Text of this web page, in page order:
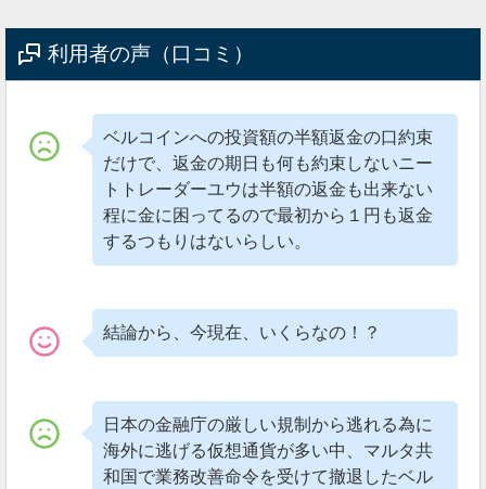
ちなみに、現時点ではベルコイン側はいつ出金できる
ようになるのか何も語っていません。
詐欺まがいのトラブ
ルが多発
するので、稼ぎたいのなら主要通貨や大手取
引所を利用すると良いかもしれませんね。
さらに、どの仮想通貨を爆騰するのか知ることで 3週
間で資産を9倍に増やす ことができる投資術があっ
2020年01月31日
ベルコインが上場したBellwoodがメンテナンス中とな
り、一時的に取引することができなくなりました。
利用者の声（口コミ）
ベルコインへの投資額の半額返金の口約束
だけで、返金の期日も何も約束しないニー
トトレーダーユウは半額の返金も出来ない
程に金に困ってるので最初から１円も返金
するつもりはないらしい。
結論から、今現在、いくらなの！？
日本の金融庁の厳しい規制から逃れる為に
海外に逃げる仮想通貨が多い中、マルタ共
和国で業務改善命令を受けて撤退したベル